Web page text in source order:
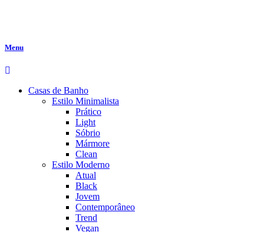
Menu
Casas de Banho
Estilo Minimalista
Prático
Light
Sóbrio
Mármore
Clean
Estilo Moderno
Atual
Black
Jovem
Contemporâneo
Trend
Vegan